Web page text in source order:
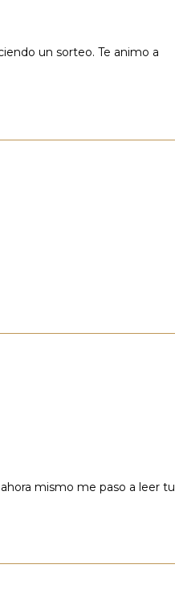
un sorteo. Te animo a
mismo me paso a leer tu